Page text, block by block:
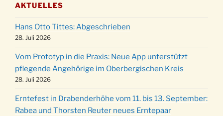
11.12.
Puer-Natus weihnachtliches Brauchtum am
Robert-Gassner-Hof um 17:00 Uhr
19.12.
Kinderbibeltag im Ev. Gemeindehaus von 10-
12 Uhr
20.12.
Weihnachts-Konzert des Honterus Chors in
der Kirche um 17:00 Uhr
24.12.
Familiengottesdienst mit Krippenspiel im Ev.
Gemeindehaus um 15:00 Uhr
AKTUELLES
Hans Otto Tittes: Abgeschrieben
28. Juli 2026
Vom Prototyp in die Praxis: Neue App unterstützt
pflegende Angehörige im Oberbergischen Kreis
28. Juli 2026
Erntefest in Drabenderhöhe vom 11. bis 13. September:
Rabea und Thorsten Reuter neues Erntepaar